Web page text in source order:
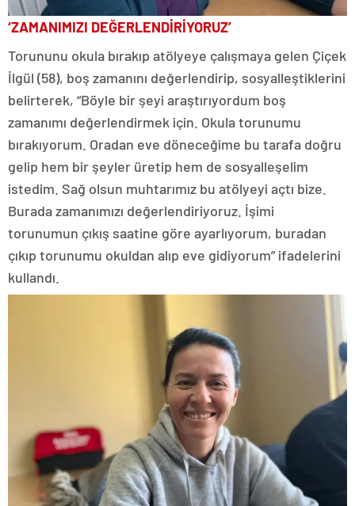
‘ZAMANIMIZI DEĞERLENDİRİYORUZ’
Torununu okula bırakıp atölyeye çalışmaya gelen Çiçek
İlgül (58), boş zamanını değerlendirip, sosyalleştiklerini
belirterek, “Böyle bir şeyi araştırıyordum boş
zamanımı değerlendirmek için. Okula torunumu
bırakıyorum. Oradan eve döneceğime bu tarafa doğru
gelip hem bir şeyler üretip hem de sosyalleşelim
istedim. Sağ olsun muhtarımız bu atölyeyi açtı bize.
Burada zamanımızı değerlendiriyoruz. İşimi
torunumun çıkış saatine göre ayarlıyorum, buradan
çıkıp torunumu okuldan alıp eve gidiyorum” ifadelerini
kullandı.